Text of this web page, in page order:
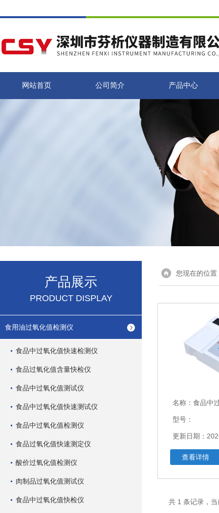
网站首页 公司简介 产品中心
产品展示
PRODUCT DISPLAY
食用油过氧化值检测仪
食品中过氧化值快速检测仪
食品过氧化值含量快检仪
食品中过氧化值测试仪
食品中过氧化值快速测试仪
食品中过氧化值检测仪
食品过氧化值快速测定仪
酸价过氧化值检测仪
肉制品过氧化值测试仪
食品中过氧化值快检仪
您现在的位置
名称： 食品中
型号：
更新日期：
查看详情
共 1 条记录，